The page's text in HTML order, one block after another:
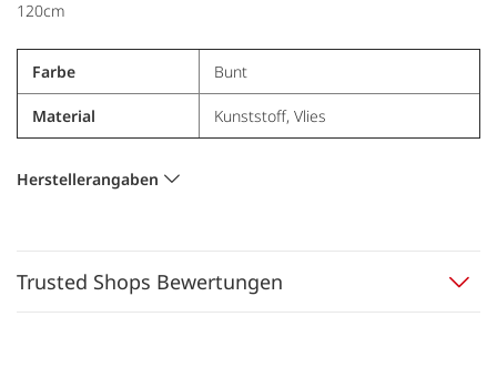
120cm
Farbe Bunt
Material Kunststoff, Vlies
Herstellerangaben
Trusted Shops Bewertungen